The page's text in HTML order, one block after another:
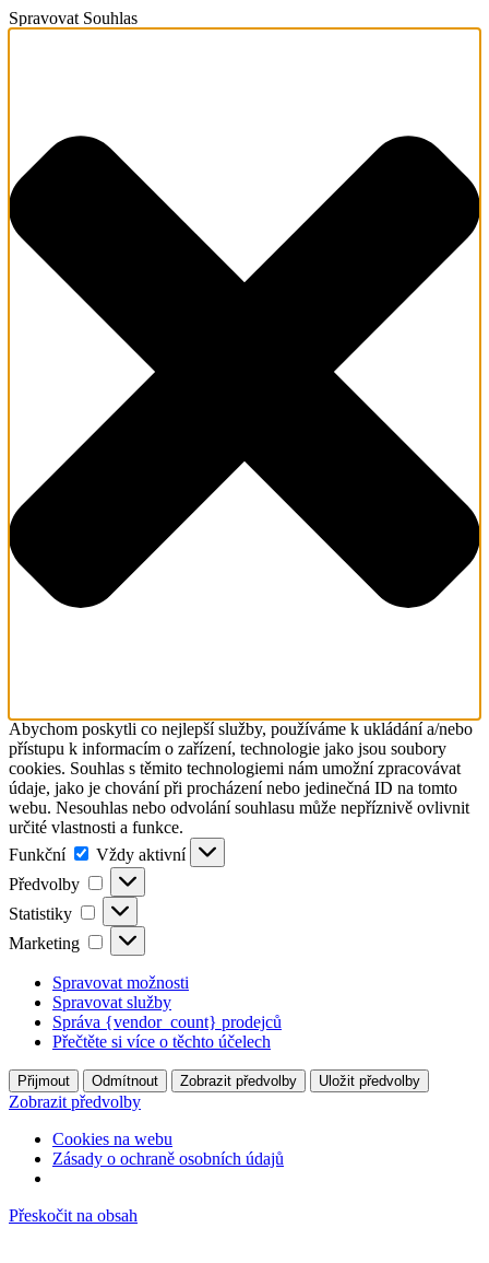
Spravovat Souhlas
Abychom poskytli co nejlepší služby, používáme k ukládání a/nebo
přístupu k informacím o zařízení, technologie jako jsou soubory
cookies. Souhlas s těmito technologiemi nám umožní zpracovávat
údaje, jako je chování při procházení nebo jedinečná ID na tomto
webu. Nesouhlas nebo odvolání souhlasu může nepříznivě ovlivnit
určité vlastnosti a funkce.
Funkční
Funkční
Vždy aktivní
Předvolby
Předvolby
Statistiky Statistiky
Marketing Marketing
Spravovat možnosti
Spravovat služby
Správa {vendor_count} prodejců
Přečtěte si více o těchto účelech
Přijmout Odmítnout Zobrazit předvolby Uložit předvolby
Zobrazit předvolby
Cookies na webu
Zásady o ochraně osobních údajů
Přeskočit na obsah